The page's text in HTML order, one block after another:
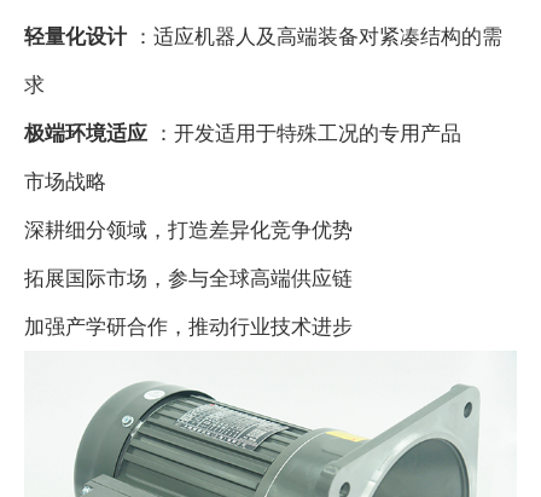
轻量化设计：适应机器人及高端装备对紧凑结构的需
求
极端环境适应：开发适用于特殊工况的专用产品
市场战略
深耕细分领域，打造差异化竞争优势
拓展国际市场，参与全球高端供应链
加强产学研合作，推动行业技术进步